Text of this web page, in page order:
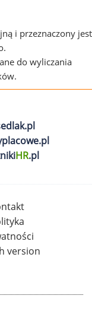
i przeznaczony jest
do wyliczania
HR.pl
version